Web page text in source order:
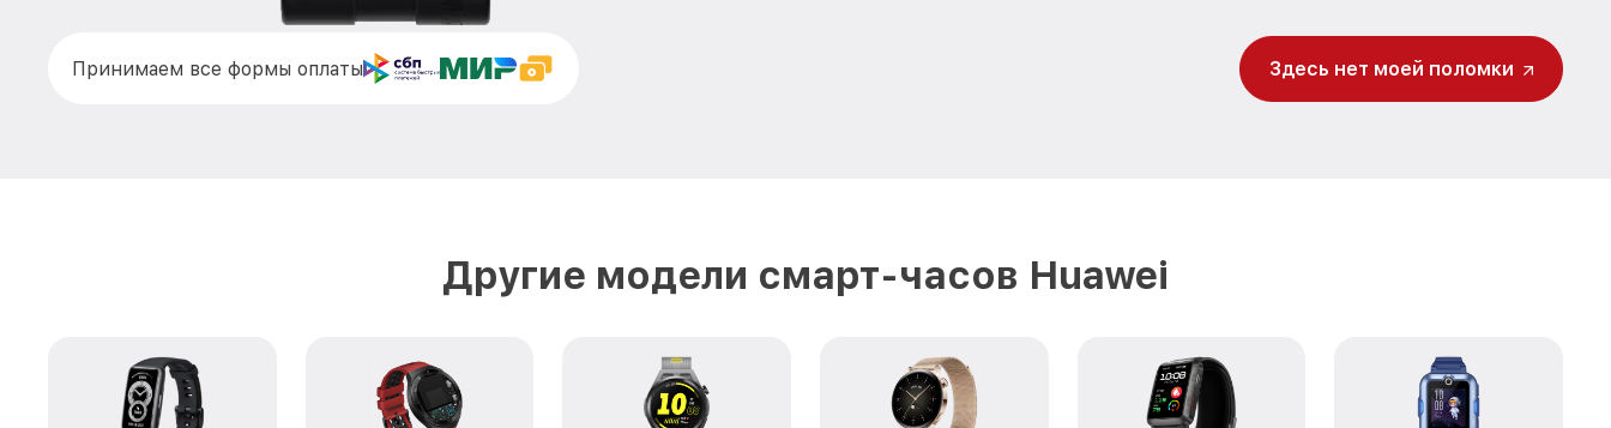
от 2000₽
Принимаем все формы оплаты
Здесь нет моей поломки
Другие модели смарт-часов Huawei